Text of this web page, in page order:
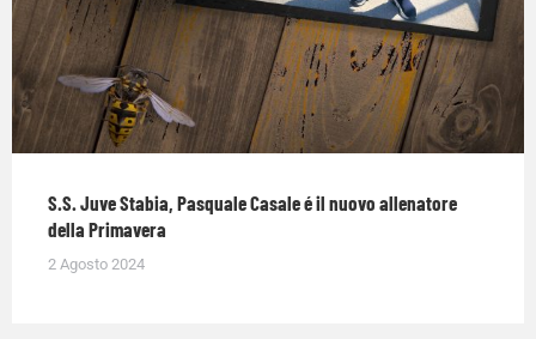
S.S. Juve Stabia, Pasquale Casale é il nuovo allenatore
della Primavera
2 Agosto 2024